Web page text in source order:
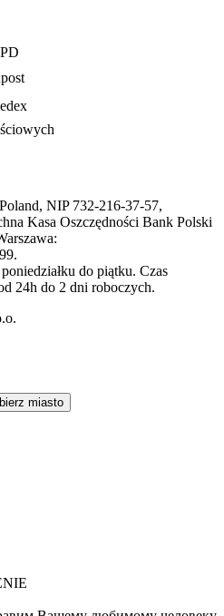
NIP 732-216-37-57,
Kasa Oszczędności Bank Polski
do piątku. Czas
24h do 2 dni roboczych.